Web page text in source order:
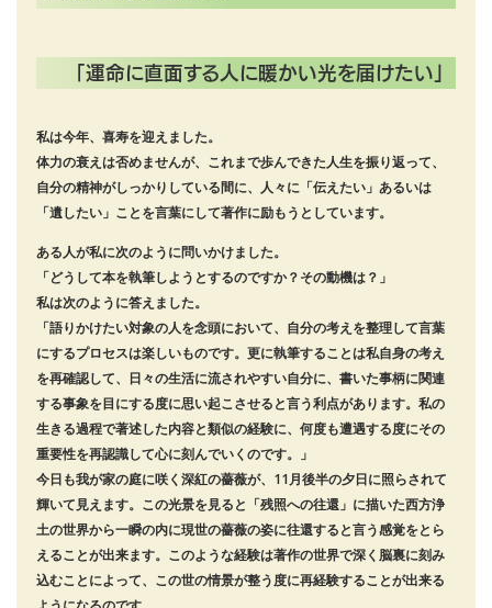
「運命に直面する人に暖かい光を届けたい」
私は今年、喜寿を迎えました。
体力の衰えは否めませんが、これまで歩んできた人生を振り返って、
自分の精神がしっかりしている間に、人々に「伝えたい」あるいは
「遺したい」ことを言葉にして著作に励もうとしています。
ある人が私に次のように問いかけました。
「どうして本を執筆しようとするのですか？その動機は？」
私は次のように答えました。
「語りかけたい対象の人を念頭において、自分の考えを整理して言葉
にするプロセスは楽しいものです。更に執筆することは私自身の考え
を再確認して、日々の生活に流されやすい自分に、書いた事柄に関連
する事象を目にする度に思い起こさせると言う利点があります。私の
生きる過程で著述した内容と類似の経験に、何度も遭遇する度にその
重要性を再認識して心に刻んでいくのです。」
今日も我が家の庭に咲く深紅の薔薇が、11月後半の夕日に照らされて
輝いて見えます。この光景を見ると「残照への往還」に描いた西方浄
土の世界から一瞬の内に現世の薔薇の姿に往還すると言う感覚をとら
えることが出来ます。このような経験は著作の世界で深く脳裏に刻み
込むことによって、この世の情景が整う度に再経験することが出来る